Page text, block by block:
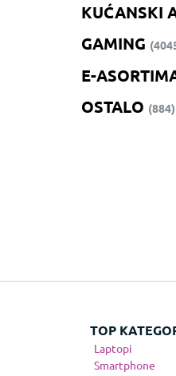
KUĆANSKI
GAMING
E-
OSTALO (884)
TOP
Laptopi
Smartphone